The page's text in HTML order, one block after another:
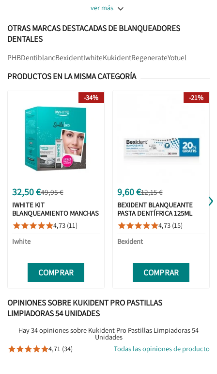
ver más 
OTRAS MARCAS DESTACADAS DE BLANQUEADORES
DENTALES
PHBDentiblancBexidentIwhiteKukidentRegenerateYotuel
PRODUCTOS EN LA MISMA CATEGORÍA
32,50 €49,95 €
IWHITE KIT
BLANQUEAMIENTO MANCHAS
OSCURAS 10 MOLDES + PASTA
MANCHAS OSCURAS 75ML
4,73 (11)
Iwhite
COMPRAR
-34%
9,60 €12,15 €
BEXIDENT BLANQUEANTE
PASTA DENTÍFRICA 125ML
4,73 (15)
Bexident
COMPRAR
-21%
›
OPINIONES SOBRE KUKIDENT PRO PASTILLAS
LIMPIADORAS 54 UNIDADES
Hay 34 opiniones sobre Kukident Pro Pastillas Limpiadoras 54
Unidades
4,71 (34) Todas las opiniones de producto